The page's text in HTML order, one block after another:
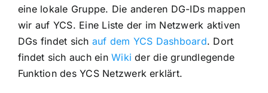
eine lokale Gruppe. Die anderen DG-IDs mappen
wir auf YCS. Eine Liste der im Netzwerk aktiven
DGs findet sich auf dem YCS Dashboard. Dort
findet sich auch einWiki der die grundlegende
Funktion des YCS Netzwerk erklärt.